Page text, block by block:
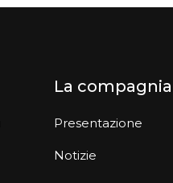
La compagnia
Presentazione
Notizie